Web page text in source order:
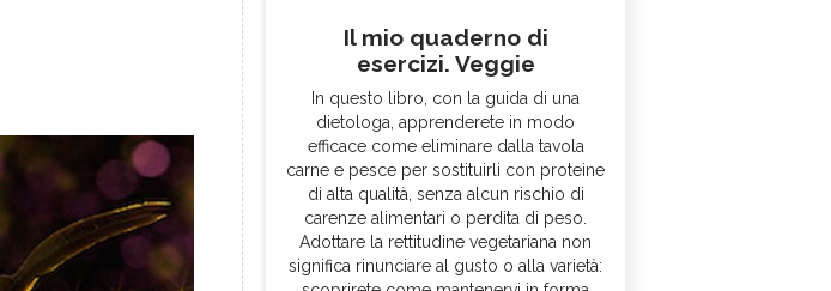
Il mio quaderno di
esercizi. Veggie
In questo libro, con la guida di una
dietologa, apprenderete in modo
efficace come eliminare dalla tavola
carne e pesce per sostituirli con proteine
di alta qualità, senza alcun rischio di
carenze alimentari o perdita di peso.
Adottare la rettitudine vegetariana non
significa rinunciare al gusto o alla varietà: